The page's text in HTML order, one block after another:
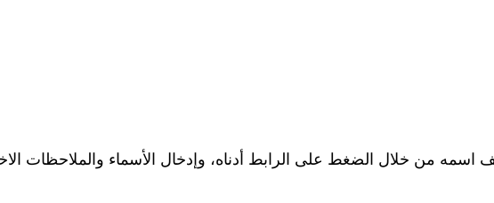
من خلال الضغط على الرابط أدناه، وإدخال الأسماء والملاحظات